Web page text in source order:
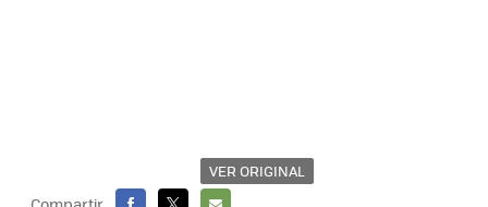
VER ORIGINAL